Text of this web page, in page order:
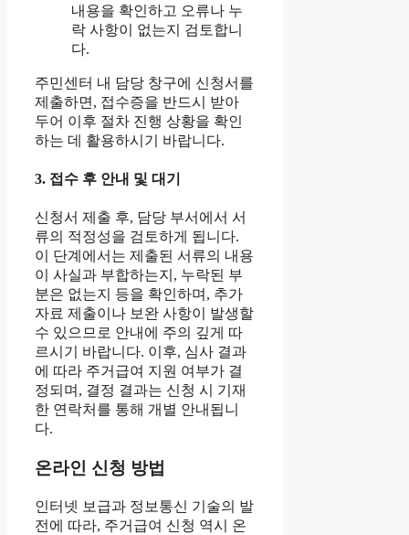
내용을 확인하고 오류나 누
락 사항이 없는지 검토합니
다.
주민센터 내 담당 창구에 신청서를
제출하면, 접수증을 반드시 받아
두어 이후 절차 진행 상황을 확인
하는 데 활용하시기 바랍니다.
3. 접수 후 안내 및 대기
신청서 제출 후, 담당 부서에서 서
류의 적정성을 검토하게 됩니다.
이 단계에서는 제출된 서류의 내용
이 사실과 부합하는지, 누락된 부
분은 없는지 등을 확인하며, 추가
자료 제출이나 보완 사항이 발생할
수 있으므로 안내에 주의 깊게 따
르시기 바랍니다. 이후, 심사 결과
에 따라 주거급여 지원 여부가 결
정되며, 결정 결과는 신청 시 기재
한 연락처를 통해 개별 안내됩니
다.
온라인 신청 방법
인터넷 보급과 정보통신 기술의 발
전에 따라, 주거급여 신청 역시 온